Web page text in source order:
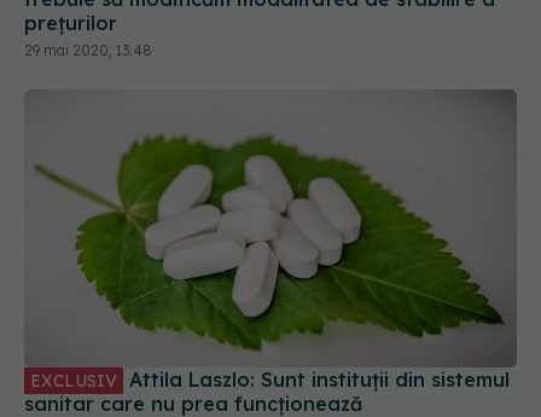
prețurilor
29 mai 2020, 13:48
EXCLUSIV
sanitar care nu prea funcționează